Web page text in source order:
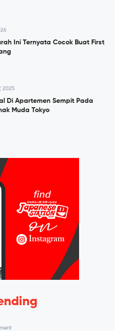
Ini Ternyata Cocok Buat First
2025
Di Apartemen Sempit Pada
Muda Tokyo